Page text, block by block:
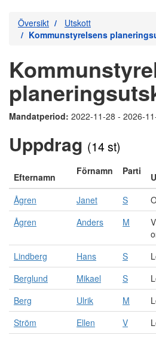
Översikt
Utskott
Kommunstyrelsens
Mandatperiod: 2022-11-28 - 2026-
Uppdrag (14 st)
Efternamn
Förnamn Parti
Ågren Janet S
Ågren
Anders M
Lindberg Hans S
Berglund
Mikael S
Berg
Ulrik M
Ström
Ellen V